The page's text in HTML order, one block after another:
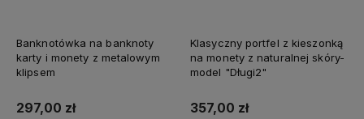
Banknotówka na banknoty
karty i monety z metalowym
klipsem
297,00 zł
Klasyczny portfel z kieszonką
na monety z naturalnej skóry-
model "Długi2"
357,00 zł